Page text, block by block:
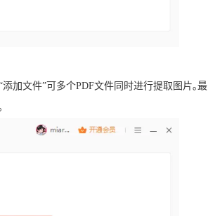
加文件”可多个PDF文件同时进行提取图片｡最